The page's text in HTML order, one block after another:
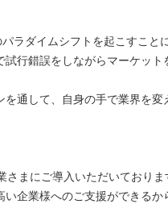
ラダイムシフトを起こすこと
行錯誤をしながらマーケット
通して、自身の手で業界を変
まにご導入いただいておりま
企業様へのご支援ができるか